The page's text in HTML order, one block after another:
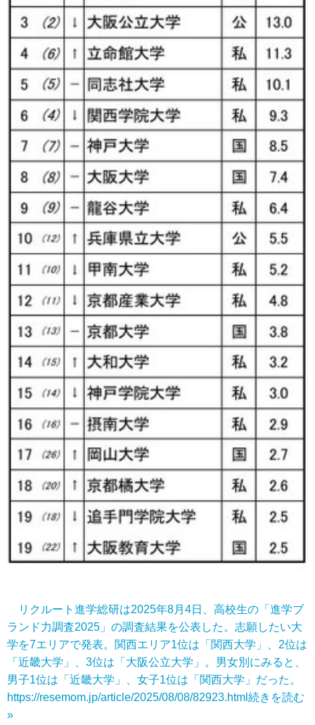
リクルート進学総研は2025年8月4日、高校生の「進学ブ
ランド力調査2025」の調査結果を公表した。志願したい大
学を7エリアで発表。関西エリア1位は「関西大学」、2位は
「近畿大学」、3位は「大阪公立大学」。男女別にみると、
男子1位は「近畿大学」、女子1位は「関西大学」だった。
https://resemom.jp/article/2025/08/08/82923.html 続きを読む
»